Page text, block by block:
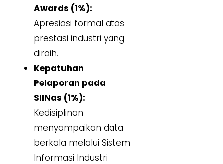
Awards (1%):
Apresiasi formal atas
prestasi industri yang
diraih.
Kepatuhan
Pelaporan pada
SIINas (1%):
Kedisiplinan
menyampaikan data
berkala melalui Sistem
Informasi Industri